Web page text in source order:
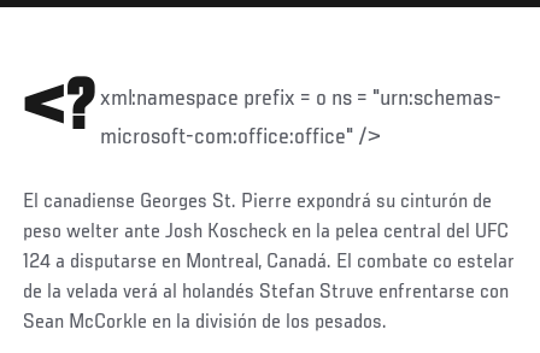
<? xml:namespace prefix = o ns = "urn:schemas-
microsoft-com:office:office" />
El canadiense Georges St. Pierre expondrá su cinturón de
peso welter ante Josh Koscheck en la pelea central del UFC
124 a disputarse en Montreal, Canadá. El combate co estelar
de la velada verá al holandés Stefan Struve enfrentarse con
Sean McCorkle en la división de los pesados.